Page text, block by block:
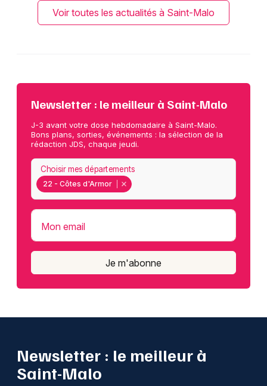
Voir toutes les actualités à Saint-Malo
Newsletter : le meilleur à Saint-Malo
J-3 avant votre dose hebdomadaire à Saint-Malo.
Bons plans, sorties, événements : la sélection de la
rédaction JDS, chaque jeudi.
22 - Côtes d'Armor
Choisir mes départements
Mon email
Je m'abonne
Newsletter : le meilleur à
Saint-Malo